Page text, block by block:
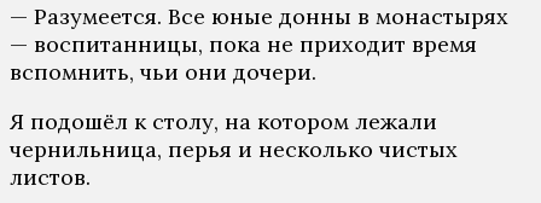
— Разумеется. Все юные донны в монастырях
— воспитанницы, пока не приходит время
вспомнить, чьи они дочери.
Я подошёл к столу, на котором лежали
чернильница, перья и несколько чистых
листов.